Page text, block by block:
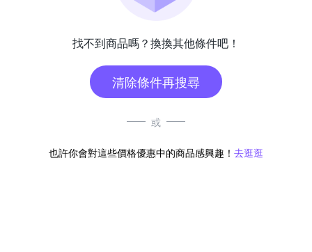
找不到商品嗎？換換其他條件吧！
清除條件再搜尋
或
也許你會對這些價格優惠中的商品感興趣！ 去逛逛